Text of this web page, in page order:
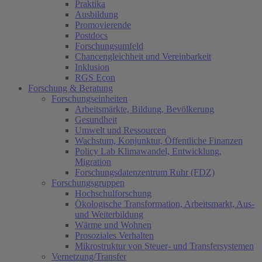
Praktika
Ausbildung
Promovierende
Postdocs
Forschungsumfeld
Chancengleichheit und Vereinbarkeit
Inklusion
RGS Econ
Forschung & Beratung
Forschungseinheiten
Arbeitsmärkte, Bildung, Bevölkerung
Gesundheit
Umwelt und Ressourcen
Wachstum, Konjunktur, Öffentliche Finanzen
Policy Lab Klimawandel, Entwicklung,
Migration
Forschungsdatenzentrum Ruhr (FDZ)
Forschungsgruppen
Hochschulforschung
Ökologische Transformation, Arbeitsmarkt, Aus-
und Weiterbildung
Wärme und Wohnen
Prosoziales Verhalten
Mikrostruktur von Steuer- und Transfersystemen
Vernetzung/Transfer